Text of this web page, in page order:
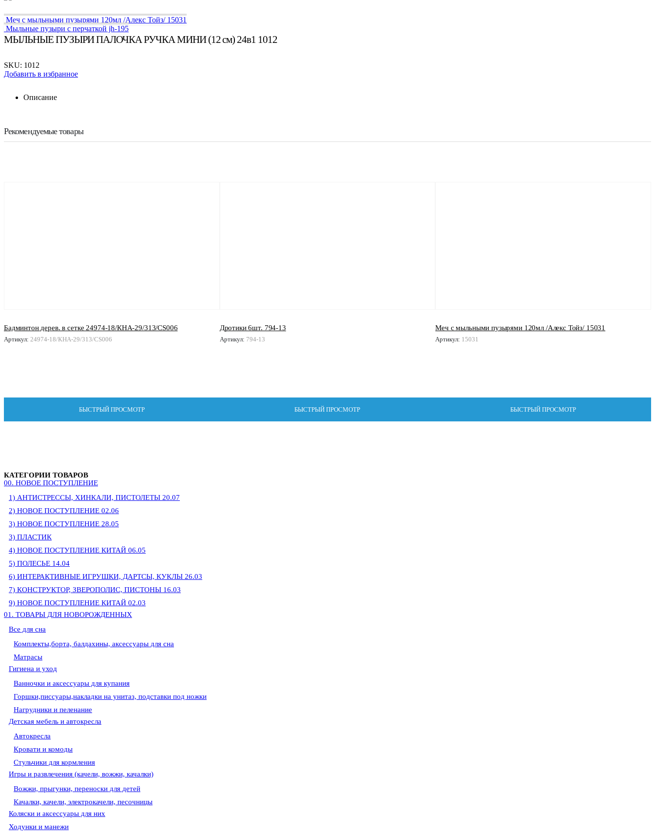
Меч с мыльными пузырями 120мл /Алекс Тойз/ 15031
Мыльные пузыри с перчаткой jh-195
МЫЛЬНЫЕ ПУЗЫРИ ПАЛОЧКА РУЧКА МИНИ (12 см) 24в1 1012
SKU: 1012
Добавить в избранное
Описание
Рекомендуемые товары
БЫСТРЫЙ ПРОСМОТР
Бадминтон дерев. в сетке 24974-18/КНА-29/313/CS006
Артикул: 24974-18/КНА-29/313/CS006
БЫСТРЫЙ ПРОСМОТР
Дротики 6шт. 794-13
Артикул: 794-13
БЫСТРЫЙ ПРОСМОТР
Меч с мыльными пузырями 120мл /Алекс Тойз/ 15031
Артикул: 15031
КАТЕГОРИИ ТОВАРОВ
00. HОВОЕ ПОСТУПЛЕНИЕ
1) АНТИСТРЕССЫ, ХИНКАЛИ, ПИСТОЛЕТЫ 20.07
2) НОВОЕ ПОСТУПЛЕНИЕ 02.06
3) НОВОЕ ПОСТУПЛЕНИЕ 28.05
3) ПЛАСТИК
4) НОВОЕ ПОСТУПЛЕНИЕ КИТАЙ 06.05
5) ПОЛЕСЬЕ 14.04
6) ИНТЕРАКТИВНЫЕ ИГРУШКИ, ДАРТСЫ, КУКЛЫ 26.03
7) КОНСТРУКТОР, ЗВЕРОПОЛИС, ПИСТОНЫ 16.03
9) НОВОЕ ПОСТУПЛЕНИЕ КИТАЙ 02.03
01. ТОВАРЫ ДЛЯ НОВОРОЖДЕННЫХ
Все для сна
Комплекты,борта, балдахины, аксессуары для сна
Матрасы
Гигиена и уход
Ванночки и аксессуары для купания
Горшки,писсуары,накладки на унитаз, подставки под ножки
Нагрудники и пеленание
Детская мебель и автокресла
Автокресла
Кровати и комоды
Стульчики для кормления
Игры и развлечения (качели, вожжи, качалки)
Вожжи, прыгунки, переноски для детей
Качалки, качели, электрокачели, песочницы
Коляски и аксессуары для них
Ходунки и манежи